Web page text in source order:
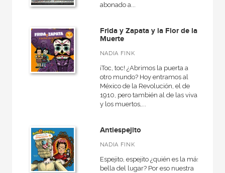
abonado a...
Frida y Zapata y la Flor de la
Muerte
NADIA FINK
¡Toc, toc! ¿Abrimos la puerta a
otro mundo? Hoy entramos al
México de la Revolución, el de
1910, pero también al de las vivas
y los muertos,...
Antiespejito
NADIA FINK
Espejito, espejito ¿quién es la más
bella del lugar? Por eso nuestra